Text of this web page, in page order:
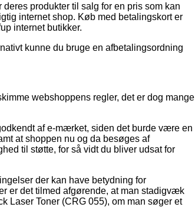
produkter til salg for en pris som kan
internet shop. Køb med betalingskort er
internet butikker.
kunne du bruge en afbetalingsordning
webshoppens regler, det er dog mange
af e-mærket, siden det burde være en
at shoppen nu og da besøges af
til støtte, for så vidt du bliver udsat for
der kan have betydning for
er det tilmed afgørende, at man stadigvæk
Laser Toner (CRG 055), om man søger et